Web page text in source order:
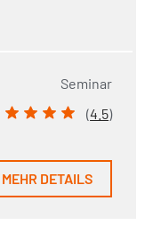
Seminar
(4.5)
MEHR DETAILS